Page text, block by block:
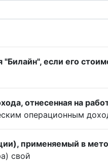
"Билайн", если его
отнесенная на
операционным
применяемый в
свой